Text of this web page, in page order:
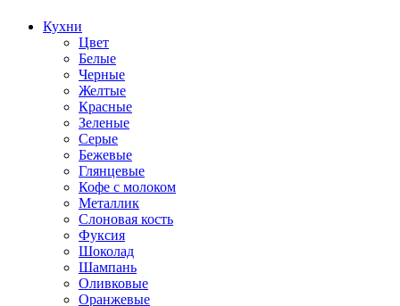
Кухни
Цвет
Белые
Черные
Желтые
Красные
Зеленые
Серые
Бежевые
Глянцевые
Кофе с молоком
Металлик
Слоновая кость
Фуксия
Шоколад
Шампань
Оливковые
Оранжевые